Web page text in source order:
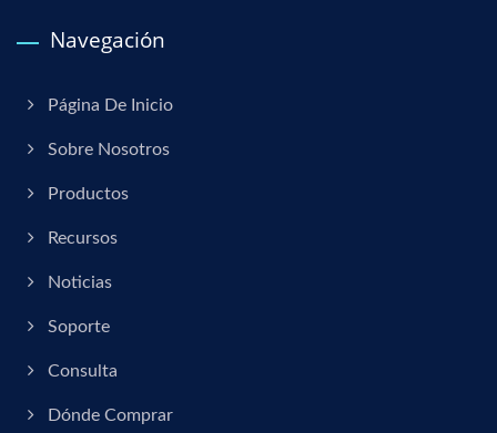
Navegación
Página De Inicio
Sobre Nosotros
Productos
Recursos
Noticias
Soporte
Consulta
Dónde Comprar